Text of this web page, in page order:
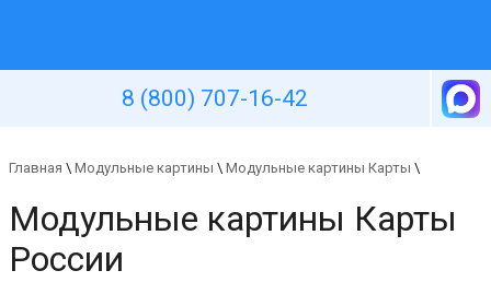
8 (800) 707-16-42
Главная \ Модульные картины \ Модульные картины Карты \
Модульные картины Карты
России